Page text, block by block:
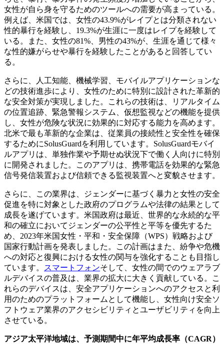
女性が自ら身を守るためのツールへの需要が高まっている。
例えば、米国では、女性の43.9%がレイプとは分類されない
性的暴行を経験し、19.3%が生涯に一度はレイプを経験して
いる。また、女性の81%、男性の43%が、生涯を通じて様々
な性的嫌がらせや暴行を経験したことがあると回答してい
る。
さらに、人工知能、機械学習、モバイルアプリケーションな
どの技術進歩により、女性のために特別に設計された革新的
な安全対策が実現しました。これらの技術は、リアルタイム
の位置追跡、緊急警報システム、仮想監視などの機能を提供
し、女性が危険な状況に効果的に対応する能力を高めます。
北米で最も革新的な企業は、従業員の接続性と安全性を確保
するためにSolusGuardを利用しています。SolusGuardモバイ
ルアプリは、単独作業や予期せぬ状況下で働く人向けに特別
に開発されました。このアプリは、携帯電話を効果的な緊急
信号発信装置および信頼できる監視装置へと変貌させます。
さらに、この業界は、ジェンダーに基づく暴力と女性の安全
促進を特に対象とした政府のプログラムや法律の結果として
成長を遂げています。米国政府は最近、世界的な永続的な平
和の確立においてジェンダーの公平性と平等を優先するた
め、2023年米国女性・平和・安全保障（WPS）戦略および
国家行動計画を発表しました。この計画はまた、紛争や危機
への対応と復興における女性の関与を強化することも目指し
ています。
スマートフォンそして、女性の間でのウェアラブ
ルデバイスの普及は、業界の拡大に大きく貢献している。こ
れらのデバイスは、安全アプリケーションへのアクセスと利
用のためのプラットフォームとして機能し、女性向け安全ソ
フトウェア業界のアクセシビリティとユーザビリティを向上
させている。
アジア太平洋地域は、予測期間中に年平均成長率（CAGR）